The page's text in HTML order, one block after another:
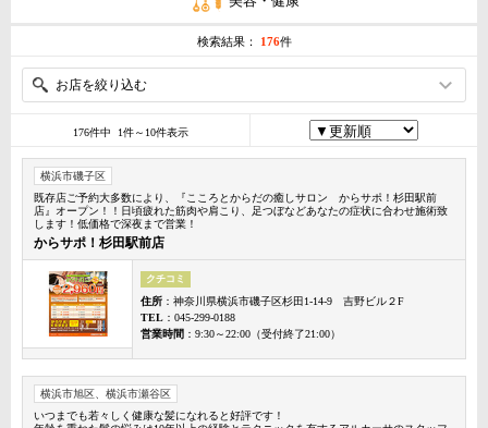
検索結果： 176件
お店を絞り込む
176件中 1件～10件表示
横浜市磯子区
既存店ご予約大多数により、『こころとからだの癒しサロン からサポ！杉田駅前
店』オープン！！日頃疲れた筋肉や肩こり、足つぼなどあなたの症状に合わせ施術致
します！低価格で深夜まで営業！
からサポ！杉田駅前店
クチコミ
住所 ：神奈川県横浜市磯子区杉田1-14-9 吉野ビル２F
TEL ：045-299-0188
営業時間 ：9:30～22:00（受付終了21:00）
横浜市旭区、横浜市瀬谷区
いつまでも若々しく健康な髪になれると好評です！